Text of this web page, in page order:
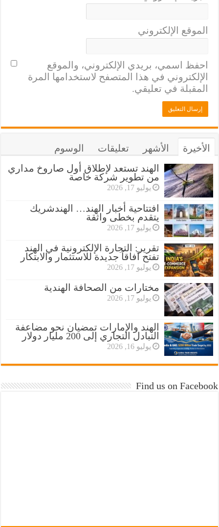
الموقع الإلكتروني
احفظ اسمي، بريدي الإلكتروني، والموقع
الإلكتروني في هذا المتصفح لاستخدامها المرة
المقبلة في تعليقي.
الأخيرة الأشهر تعليقات
الوسوم
الهند تستعد لإطلاق أول صاروخ مداري
من تطوير شركة خاصة
يوليو 17, 2026
افتتاحية أخبار الهند… الهندشريك
يتقدم بخطى واثقة
يوليو 17, 2026
تقرير: التجارة الإلكترونية في الهند
تفتح آفاقاً جديدة للاستثمار والابتكار
يوليو 17, 2026
مختارات من الصحافة الهندية
يوليو 17, 2026
الهند والإمارات تمضيان نحو مضاعفة
التبادل التجاري إلى 200 مليار دولار
يوليو 16, 2026
Find us on Facebook